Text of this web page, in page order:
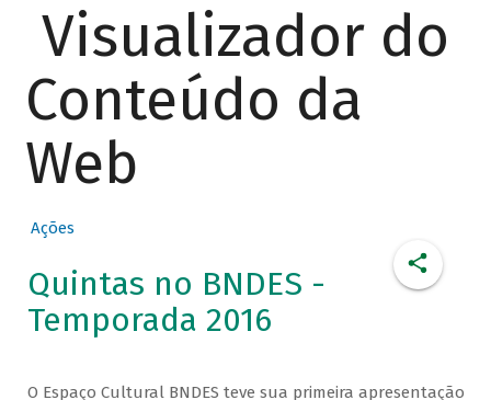
Visualizador do
Conteúdo da
Web
Ações
Quintas no BNDES -
Temporada 2016
O Espaço Cultural BNDES teve sua primeira apresentação